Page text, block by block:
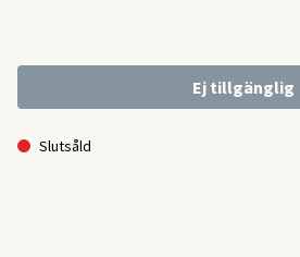
Ej tillgänglig
Slutsåld